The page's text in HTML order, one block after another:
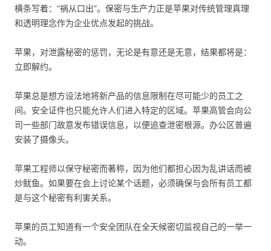
横条写着：“祸从口出”。保密与生产力正是苹果对传统管理真理
和透明理念作为企业优点发起的挑战。
苹果，对泄露秘密的惩罚，无论是有意还是无意，结果都将是：
立即解约。
苹果总是想方设法地将新产品的信息限制在尽可能少的员工之
间。安全证件也只能允许人们进入特定的区域。苹果高管会向公
司一些部门故意发布错误信息，以便追查泄密根源。办公区普遍
安装了摄像头。
苹果工程师以保守秘密而著称，因为他们都担心因为乱讲话而被
炒鱿鱼。如果要在会上讨论某个话题，必须确保与会所有员工都
是与这个秘密有利害关系。
苹果的员工知道有一个安全团队在全天候密切监视自己的一举一
动。